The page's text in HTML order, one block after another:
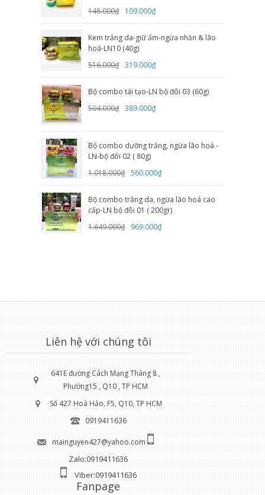
148.000₫
109.000₫
Kem trắng da-giữ ẩm-ngừa nhăn & lão
hoá-LN10 (40g)
516.000₫ 319.000₫
Bộ combo tái tạo-LN bộ đôi 03 (60g)
504.000₫ 389.000₫
Bộ combo dưỡng trắng, ngừa lão hoá -
LN-bộ đôi 02 ( 80g)
1.018.000₫ 560.000₫
Bộ combo trắng da, ngừa lão hoá cao
cấp-LN bộ đôi 01 ( 200gr)
1.649.000₫
969.000₫
Liên hệ với chúng tôi
641E đường Cách Mạng Tháng 8 ,
Phường15 , Q10 , TP HCM
Số 427 Hoà Hảo, F5, Q10, TP HCM
0919411636
mainguyen427@yahoo.com
Zalo:0919411636
Viber:0919411636
Fanpage